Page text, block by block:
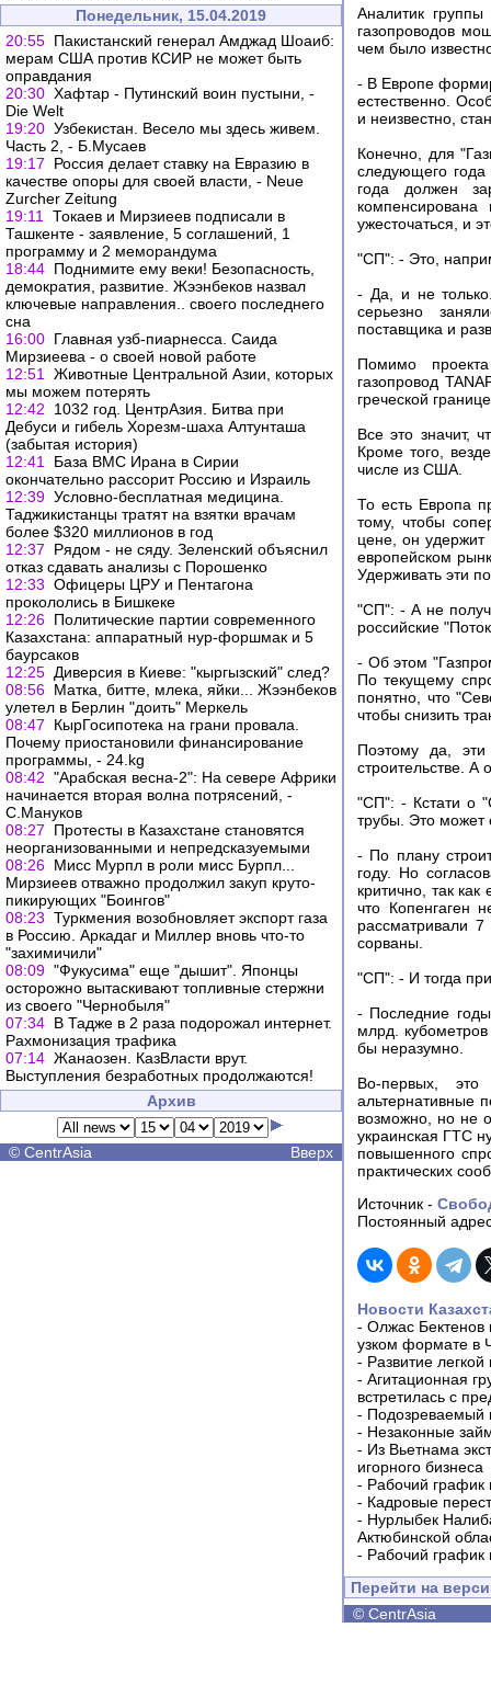
Понедельник, 15.04.2019
20:55 Пакистанский генерал Амджад Шоаиб:
мерам США против КСИР не может быть
оправдания
20:30 Хафтар - Путинский воин пустыни, -
Die Welt
19:20 Узбекистан. Весело мы здесь живем.
Часть 2, - Б.Мусаев
19:17
Россия делает ставку на Евразию в
качестве опоры для своей власти, - Neue
Zurcher Zeitung
19:11
Токаев и Мирзиеев подписали в
Ташкенте - заявление, 5 соглашений, 1
программу и 2 меморандума
18:44 Поднимите ему веки! Безопасность,
демократия, развитие. Жээнбеков назвал
ключевые направления.. своего последнего
сна
16:00 Главная узб-пиарнесса. Саида
Мирзиеева - о своей новой работе
12:51
Животные Центральной Азии, которых
мы можем потерять
12:42
1032 год. ЦентрАзия. Битва при
Дебуси и гибель Хорезм-шаха Алтунташа
(забытая история)
12:41
База ВМС Ирана в Сирии
окончательно рассорит Россию и Израиль
12:39 Условно-бесплатная медицина.
Таджикистанцы тратят на взятки врачам
более $320 миллионов в год
12:37
Рядом - не сяду. Зеленский объяснил
отказ сдавать анализы с Порошенко
12:33 Офицеры ЦРУ и Пентагона
прокололись в Бишкеке
12:26 Политические партии современного
Казахстана: аппаратный нур-форшмак и 5
баурсаков
12:25 Диверсия в Киеве: "кыргызский" след?
08:56 Матка, битте, млека, яйки... Жээнбеков
улетел в Берлин "доить" Меркель
08:47
КырГосипотека на грани провала.
Почему приостановили финансирование
программы, - 24.kg
08:42 "Арабская весна-2": На севере Африки
начинается вторая волна потрясений, -
С.Мануков
08:27
Протесты в Казахстане становятся
неорганизованными и непредсказуемыми
08:26 Мисс Мурпл в роли мисс Бурпл...
Мирзиеев отважно продолжил закуп круто-
пикирующих "Боингов"
08:23 Туркмения возобновляет экспорт газа
в Россию. Аркадаг и Миллер вновь что-то
"захимичили"
08:09 "Фукусима" еще "дышит". Японцы
осторожно вытаскивают топливные стержни
из своего "Чернобыля"
07:34 В Тадже в 2 раза подорожал интернет.
Рахмонизация трафика
07:14 Жанаозен. КазВласти врут.
Выступления безработных продолжаются!
Архив
© CentrAsia Вверх
Аналитик
газопроводов
чем было
- В Европе
естественно.
и неизвестно,
Конечно, для
следующего
года должен
ужесточаться, и
"СП": - Это,
- Да, и не
серьезно
поставщика и
Помимо
газопровод
греческой
Все это значит,
Кроме того,
числе из США.
То есть Европа
тому, чтобы
цене, он удержит
европейском
Удерживать эти
"СП": - А не
российские
- Об этом
По текущему
понятно, что
чтобы снизить
Поэтому да,
строительстве. А
"СП": - Кстати о
трубы. Это может
- По плану
году. Но
критично, так
что Копенгаген
рассматривали
сорваны.
"СП": - И тогда
- Последние
млрд.
бы неразумно.
Во-первых,
альтернативные
возможно, но не
украинская ГТС
повышенного
практических
Источник -
Постоянный
Новости
- Олжас Бектенов
узком формате в
- Развитие
- Агитационная
встретилась с
- Подозреваемый
- Незаконные
- Из Вьетнама
игорного бизнеса
- Рабочий график
- Кадровые
- Нурлыбек
Актюбинской
- Рабочий график
Перейти на
© CentrAsia